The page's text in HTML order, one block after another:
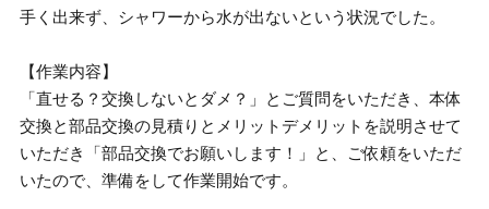
手く出来ず、シャワーから水が出ないという状況でした。
【作業内容】
「直せる？交換しないとダメ？」とご質問をいただき、本体
交換と部品交換の見積りとメリットデメリットを説明させて
いただき「部品交換でお願いします！」と、ご依頼をいただ
いたので、準備をして作業開始です。